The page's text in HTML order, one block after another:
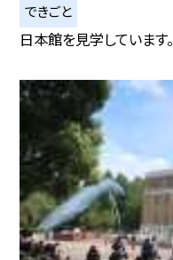
できごと
日本館を見学しています。